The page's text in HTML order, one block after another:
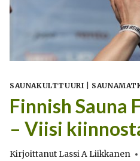
SAUNAKULTTUURI
Finnish Sauna
– Viisi
Kirjoittanut Lassi A Liikkanen